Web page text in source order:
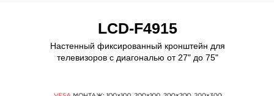
Настенный фиксированный кронштейн для
телевизоров с диагональю от 27" до 75"
LCD-F4915